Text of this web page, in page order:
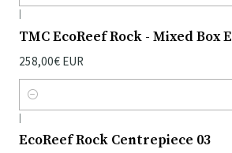
|
TMC EcoReef Rock - Mixed Box E
258,00€ EUR
Quantidade
|
EcoReef Rock Centrepiece 03